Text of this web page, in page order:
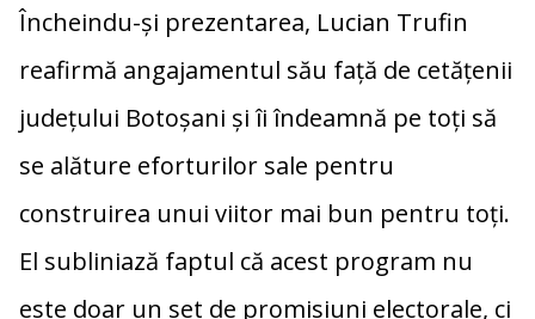
Încheindu-și prezentarea, Lucian Trufin
reafirmă angajamentul său față de cetățenii
județului Botoșani și îi îndeamnă pe toți să
se alăture eforturilor sale pentru
construirea unui viitor mai bun pentru toți.
El subliniază faptul că acest program nu
este doar un set de promisiuni electorale, ci